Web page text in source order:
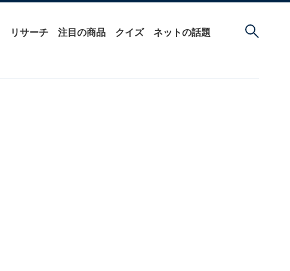
リサーチ 注目の商品 クイズ ネットの話題